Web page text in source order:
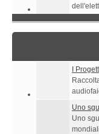
I
Uno
Uno